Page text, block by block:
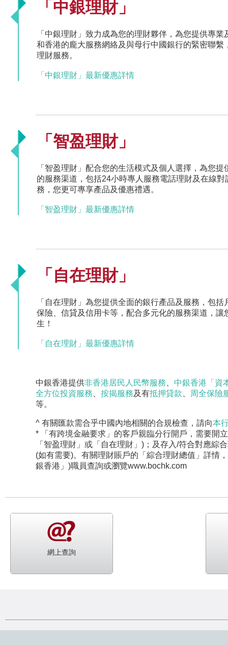
「中銀理財」
「中銀理財」致力成為您的理財夥伴，為您提供專
和香港的龐大服務網絡及與母行中國銀行的緊密聯
理財服務。
「中銀理財」最新優惠詳情
「智盈理財」
「智盈理財」配合您的生活模式及個人選擇，為您
的服務渠道，包括24小時專人服務電話理財及在線
務，您更可專享產品及優惠禮遇。
「智盈理財」最新優惠詳情
「自在理財」
「自在理財」為您提供全面的銀行產品及服務，包
保險、信貸及信用卡等，配合多元化的服務渠道，
生！
「自在理財」最新優惠詳情
中銀香港提供非香港居民人民幣服務
中銀香港「資
全方位投資服務
按揭服務及有抵押貸款
周全保險
等。
^ 有關匯款需合乎中國內地相關的合規檢查，請向本
* 「有跨境金融要求」的客戶親臨分行開戶，需要開
「智盈理財」或「自在理財」)；及存入/符合對應綜
(如有需要)。有關理財賬戶的「綜合理財總值」詳情
銀香港」)職員查詢或瀏覽www.bochk.com
網上查詢